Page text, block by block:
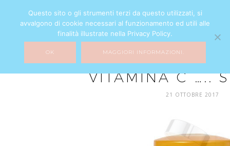
VITAMINA C …..
21 OTTOBRE 2017
Questo sito o gli strumenti terzi da questo utilizzati, si
avvalgono di cookie necessari al funzionamento ed utili alle
finalità illustrate nella Privacy Policy.
OK MAGGIORI INFORMAZIONI.